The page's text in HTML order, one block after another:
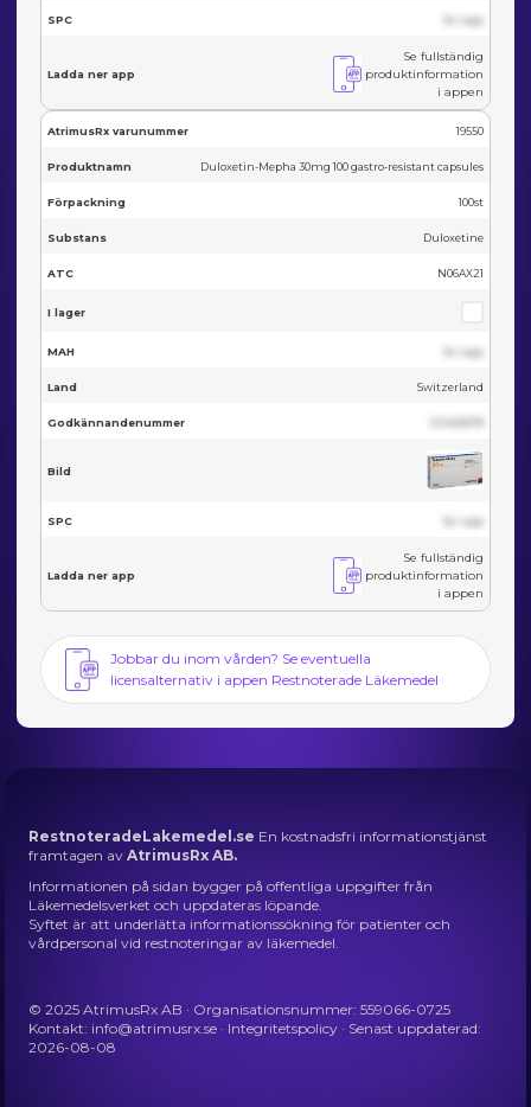
SPC Se i app
Ladda ner app
Se fullständig
produktinformation
i appen
AtrimusRx varunummer 19550
Produktnamn Duloxetin-Mepha 30mg 100 gastro-resistant capsules
Förpackning 100st
Substans Duloxetine
ATC N06AX21
I lager
MAH Se i app
Land Switzerland
Godkännandenummer
Bild
SPC Se i app
Ladda ner app
Se fullständig
produktinformation
i appen
Jobbar du inom vården? Se eventuella
licensalternativ i appen Restnoterade Läkemedel
RestnoteradeLakemedel.se En kostnadsfri informationstjänst
framtagen avAtrimusRx AB.
Informationen på sidan bygger på offentliga uppgifter från
Läkemedelsverket och uppdateras löpande.
Syftet är att underlätta informationssökning för patienter och
vårdpersonal vid restnoteringar av läkemedel.
© 2025 AtrimusRx AB · Organisationsnummer: 559066-0725
Kontakt: info@atrimusrx.se · Integritetspolicy · Senast uppdaterad:
2026-08-08